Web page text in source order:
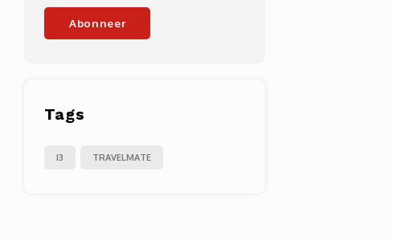
Abonneer
Tags
I3 TRAVELMATE